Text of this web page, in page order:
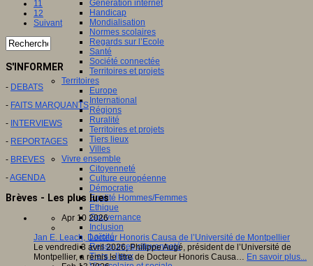
Génération internet
Handicap
Mondialisation
Normes scolaires
Regards sur l’Ecole
Santé
Société connectée
Territoires et projets
Territoires
Europe
International
Régions
Ruralité
Territoires et projets
Tiers lieux
Villes
Vivre ensemble
Citoyenneté
Culture européenne
Démocratie
Egalité Hommes/Femmes
Ethique
Gouvernance
Inclusion
Laïcité
Ressources citoyenneté
Tiers - lieux
11
12
Suivant
S'INFORMER
- DEBATS
- FAITS MARQUANTS
- INTERVIEWS
- REPORTAGES
- BREVES
-AGENDA
Brèves - Les plus lues
Apr 10 2026
Jan E. Leach, Docteur Honoris Causa de l’Université de Montpellier
Le vendredi 3 avril 2026, Philippe Augé, président de l’Université de
Montpellier, a remis le titre de Docteur Honoris Causa… En savoir plus...